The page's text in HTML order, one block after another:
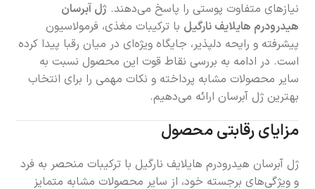
نیازهای متفاوت پوستی را پاسخ می‌دهند.ژل آبرسان
هیدرودرم هایلایف نارگیل با ترکیبات مغذی، فرمولاسیون
پیشرفته و رایحه دلپذیر، جایگاه ویژه‌ای در میان رقبا پیدا کرده
است. در ادامه به بررسی نقاط قوت این محصول نسبت به
سایر محصولات مشابه پرداخته و نکات مهمی را برای انتخاب
بهترین ژل آبرسان ارائه می‌دهیم.
مزایای رقابتی محصول
ژل آبرسان هیدرودرم هایلایف نارگیل با ترکیبات منحصر به فرد
و ویژگی‌های برجسته خود، از سایر محصولات مشابه متمایز